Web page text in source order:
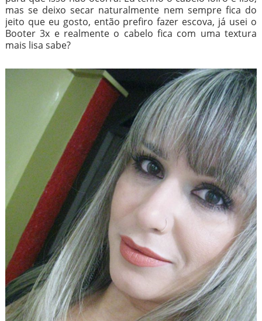
mas se deixo secar naturalmente nem sempre fica do
jeito que eu gosto, então prefiro fazer escova, já usei o
Booter 3x e realmente o cabelo fica com uma textura
mais lisa sabe?